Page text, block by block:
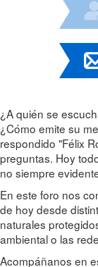
¿A quién se
¿Cómo emite su
respondido "Félix
preguntas. Hoy
no siempre
En este foro nos
de hoy desde
naturales
ambiental o las
Acompáñanos en